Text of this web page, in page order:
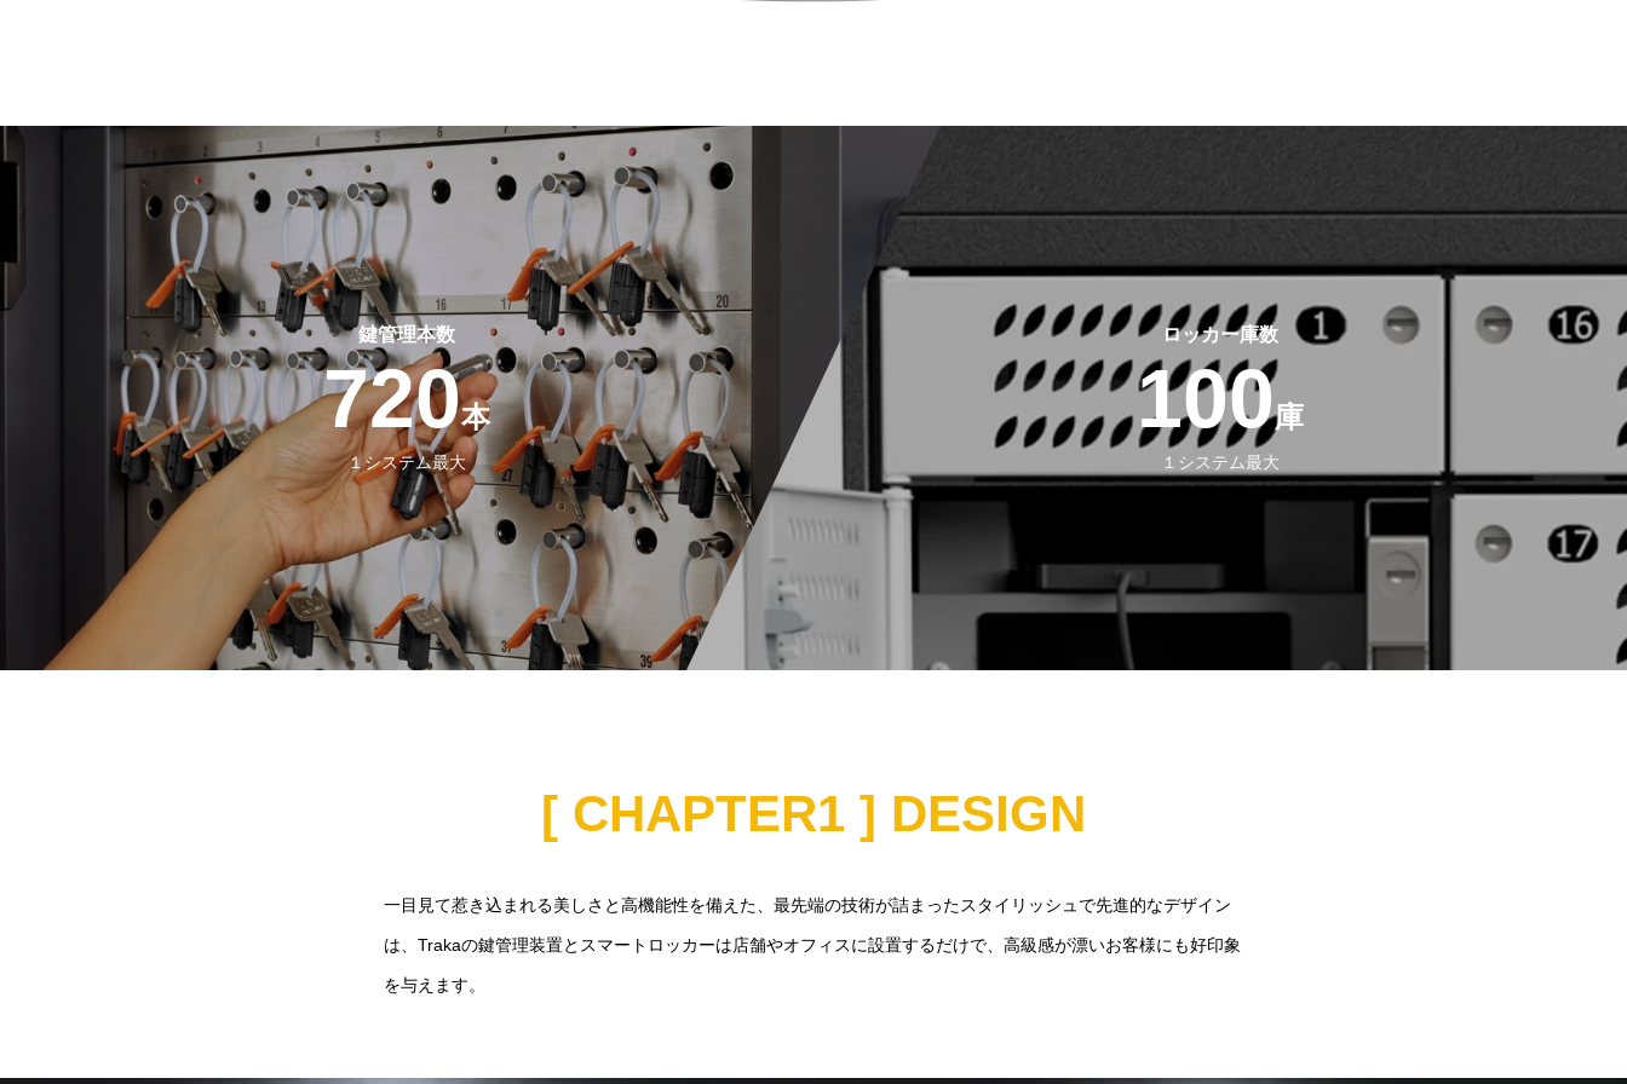
鍵管理本数
720本
１システム最大
ロッカー庫数
100庫
１システム最大
[ CHAPTER1 ] DESIGN
一目見て惹き込まれる美しさと高機能性を備えた、最先端の技術が詰まったスタイリッシュで先進的なデザイン
は、Trakaの鍵管理装置とスマートロッカーは店舗やオフィスに設置するだけで、高級感が漂いお客様にも好印象
を与えます。